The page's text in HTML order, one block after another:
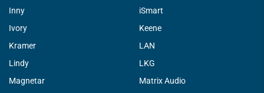
Inny
iSmart
Ivory
Keene
Kramer
LAN
Lindy
LKG
Magnetar
Matrix Audio